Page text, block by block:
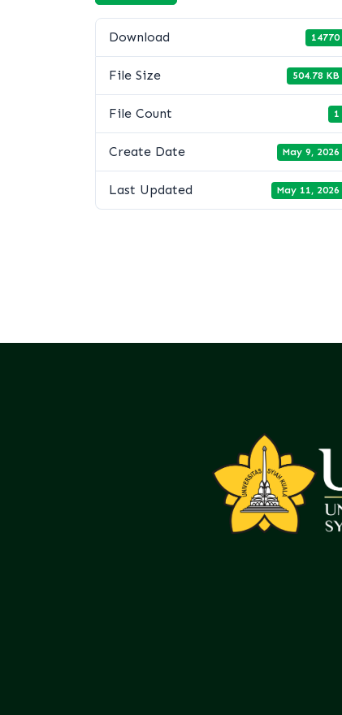
Download 14770
File Size 504.78 KB
File Count 1
Create Date May 9, 2026
Last Updated May 11, 2026